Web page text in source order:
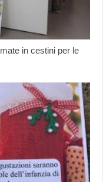
in cestini per le